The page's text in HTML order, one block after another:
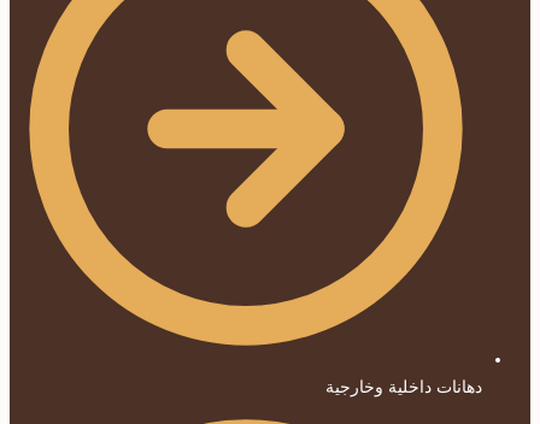
دهانات داخلية وخارجية